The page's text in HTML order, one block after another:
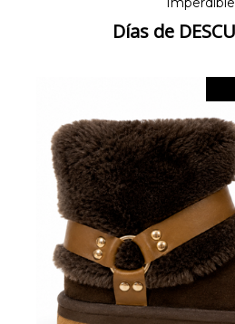
Días de